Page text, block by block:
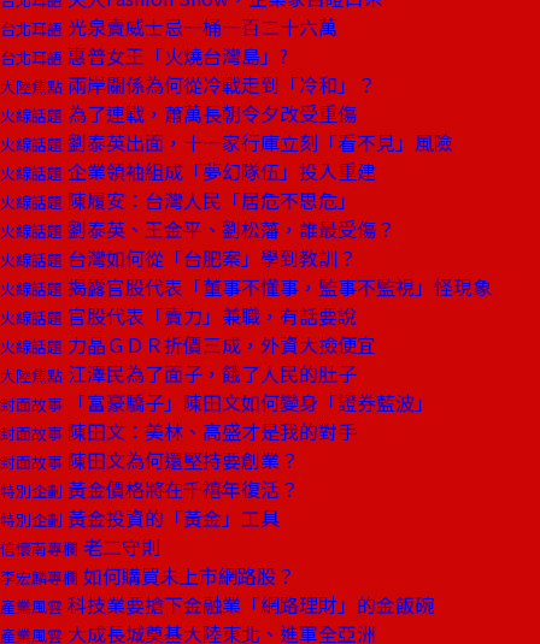
台北耳語 光泉賣威士忌一桶一百二十六萬
台北耳語 惠普女王「火燒台灣島」?
大陸焦點 兩岸關係為何從冷戰走到「冷和」？
火線話題 為了連戰，蕭萬長朝令夕改受重傷
火線話題 劉泰英出面，十一家行庫立刻「看不見」風險
火線話題 企業領袖組成「夢幻隊伍」投入重建
火線話題 陳履安：台灣人民「居危不思危」
火線話題 劉泰英、王金平、劉松藩，誰最受傷？
火線話題 台灣如何從「台肥案」學到教訓？
火線話題 揭露官股代表「董事不懂事，監事不監視」怪現象
火線話題 官股代表「賣力」兼職，有話要說
火線話題 力晶ＧＤＲ折價三成，外資大撿便宜
大陸焦點 江澤民為了面子，餓了人民的肚子
封面故事 「富豪驕子」陳田文如何變身「證券藍波」
封面故事 陳田文：美林、高盛才是我的對手
封面故事 陳田文為何還堅持要創業？
特別企劃 黃金價格將在千禧年復活？
特別企劃 黃金投資的「黃金」工具
信懷南專欄 老二守則
李宏麟專欄 如何購買未上市網路股？
產業風雲 科技業要搶下金融業「網路理財」的金飯碗
產業風雲 大成長城奠基大陸東北、進軍全亞洲